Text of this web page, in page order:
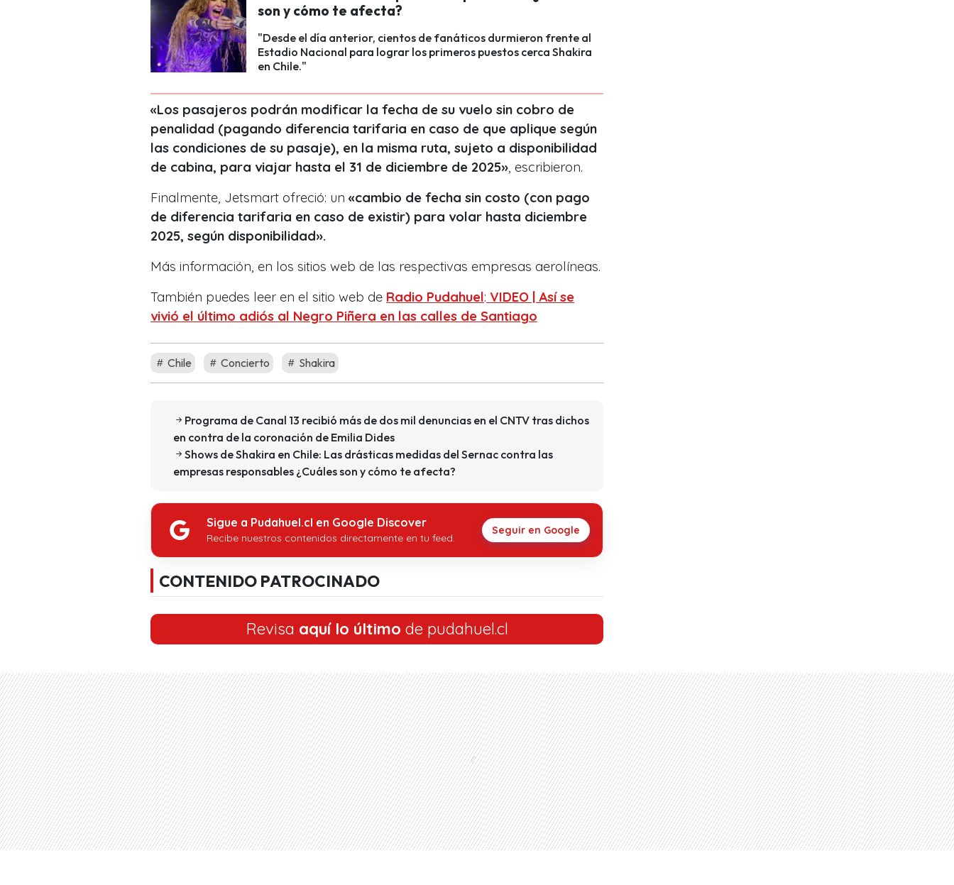
son y cómo te afecta?
"Desde el día anterior, cientos de fanáticos durmieron frente al
Estadio Nacional para lograr los primeros puestos cerca Shakira
en Chile."
«Los pasajeros podrán modificar la fecha de su vuelo sin cobro de
penalidad (pagando diferencia tarifaria en caso de que aplique según
las condiciones de su pasaje), en la misma ruta, sujeto a disponibilidad
de cabina, para viajar hasta el 31 de diciembre de 2025» , escribieron.
Finalmente, Jetsmart ofreció: un «cambio de fecha sin costo (con pago
de diferencia tarifaria en caso de existir) para volar hasta diciembre
2025, según disponibilidad».
Más información, en los sitios web de las respectivas empresas aerolíneas.
También puedes leer en el sitio web de Radio Pudahuel: VIDEO | Así se
vivió el último adiós al Negro Piñera en las calles de Santiago
Chile Concierto Shakira
Programa de Canal 13 recibió más de dos mil denuncias en el CNTV tras dichos
en contra de la coronación de Emilia Dides
Shows de Shakira en Chile: Las drásticas medidas del Sernac contra las
empresas responsables ¿Cuáles son y cómo te afecta?
Sigue a Pudahuel.cl en Google Discover
Recibe nuestros contenidos directamente en tu feed.
Seguir en Google
CONTENIDO PATROCINADO
Revisa aquí lo último de pudahuel.cl